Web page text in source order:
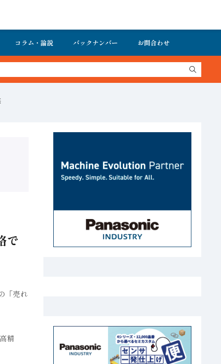
コラム・論説 バックナンバー お問合わせ
で
「売れ
精